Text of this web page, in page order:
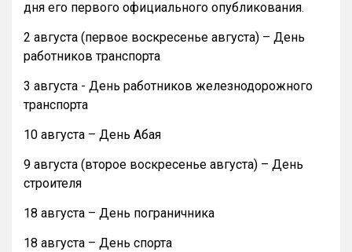
дня его первого официального опубликования.
2 августа (первое воскресенье августа) – День
работников транспорта
3 августа - День работников железнодорожного
транспорта
10 августа – День Абая
9 августа (второе воскресенье августа) – День
строителя
18 августа – День пограничника
18 августа – День спорта